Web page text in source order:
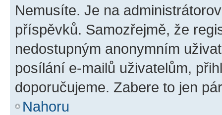
Nemusíte. Je na
příspěvků. Samozřejmě, že
nedostupným anonymním
posílání e-mailů uživatelům,
doporučujeme. Zabere to jen
Nahoru